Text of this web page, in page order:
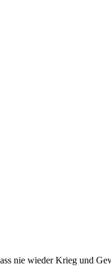
nie wieder Krieg und